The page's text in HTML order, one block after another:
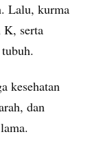
Lalu, kurma
K, serta
kesehatan
dan